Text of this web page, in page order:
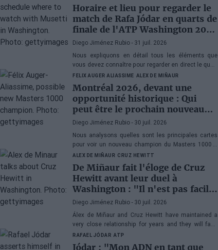
Horaire et lieu pour regarder le
match de Rafa Jódar en quarts de
finale de l'ATP Washington 2026
contre Musetti
Diego Jiménez Rubio - 31 juil. 2026
Nous expliquons en détail tous les éléments que
vous devez connaître pour regarder en direct le quart
de finale de l'ATP 500 Washington 2026 entre Rafa
Jódar et Lorenzo Musetti.
FELIX AUGER ALIASSIME ALEX DE MIÑAUR
Montréal 2026, devant une
opportunité historique : Qui
peut être le prochain nouveau
champion du Masters 1000 ?
Diego Jiménez Rubio - 30 juil. 2026
Nous analysons quelles sont les principales cartes
pour voir un nouveau champion du Masters 1000 à
Montréal. Ce serait la cinquième année consécutive
avec un vainqueur inédit au Canada.
ALEX DE MIÑAUR CRUZ HEWITT
De Miñaur fait l'éloge de Cruz
Hewitt avant leur duel à
Washington : "Il n'est pas facile
de se consacrer au tennis en
étant le fils d'un ancien numéro
1 mondial"
Diego Jiménez Rubio - 30 juil. 2026
Álex de Miñaur and Cruz Hewitt have maintained a
very close relationship for years and they will face
each other in Washington in a match that promises
great emotions.
RAFAEL JÓDAR ATP
Jódar : "Mon ADN en tant que